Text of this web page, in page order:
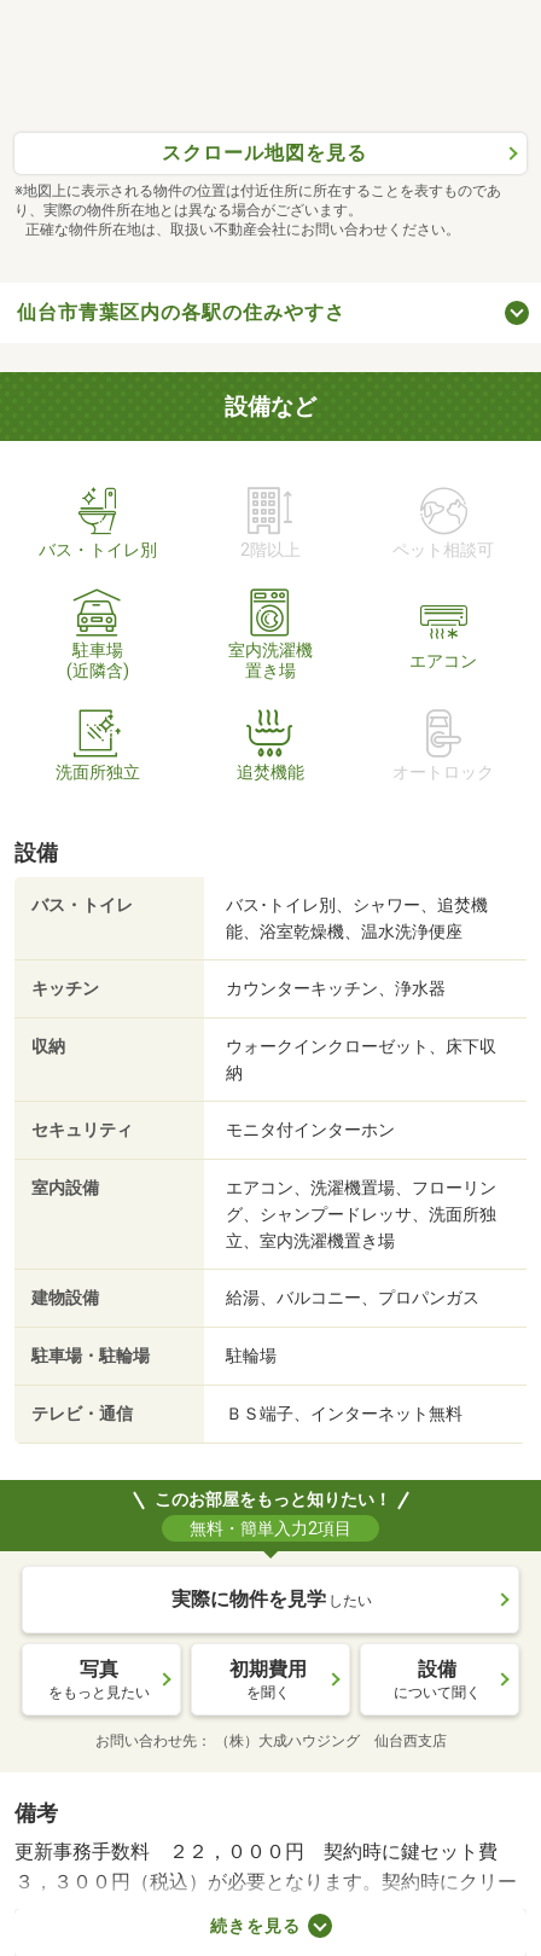
スクロール地図を見る
※地図上に表示される物件の位置は付近住所に所在することを表すものであ
り、実際の物件所在地とは異なる場合がございます。
正確な物件所在地は、取扱い不動産会社にお問い合わせください。
仙台市青葉区内の各駅の住みやすさ
設備など
バス・トイレ別 2階以上 ペット相談可
駐車場
(近隣含)
室内洗濯機
置き場
エアコン
洗面所独立 追焚機能 オートロック
設備
バス・トイレ
バス･トイレ別、シャワー、追焚機
能、浴室乾燥機、温水洗浄便座
キッチン カウンターキッチン、浄水器
収納
ウォークインクローゼット、床下収
納
セキュリティ モニタ付インターホン
室内設備
エアコン、洗濯機置場、フローリン
グ、シャンプードレッサ、洗面所独
立、室内洗濯機置き場
建物設備 給湯、バルコニー、プロパンガス
駐車場・駐輪場 駐輪場
テレビ・通信 ＢＳ端子、インターネット無料
このお部屋をもっと知りたい！
無料・簡単入力2項目
実際に物件を見学 したい
写真
をもっと見たい
初期費用
を聞く
設備
について聞く
お問い合わせ先 （株）大成ハウジング 仙台西支店
備考
更新事務手数料 ２２，０００円 契約時に鍵セット費
３，３００円（税込）が必要となります。契約時にクリー
ニング費として、￥６００００が必要となります。貸主イ
ンボイス登録あり・賃貸保証等：加入要（契約時保証委託
続きを見る